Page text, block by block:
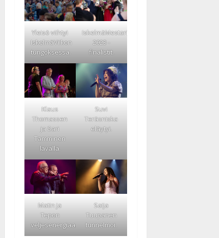
Yleisö viihtyi
IskelmäViikon
tungoksessa.
IskelmäMestarit
2023 -
finalistit.
Klaus
Thomassen
ja Sari
Tamminen
lavalla.
Suvi
Teräsniska
eläytyi.
Matin ja
Tepon
veljesenergiaa.
Saija
Tuupanen
tunnelmoi.